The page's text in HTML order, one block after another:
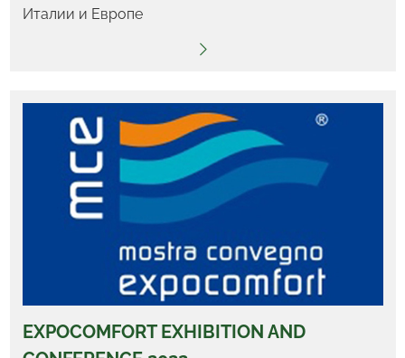
Италии и Европе
EXPOCOMFORT EXHIBITION AND